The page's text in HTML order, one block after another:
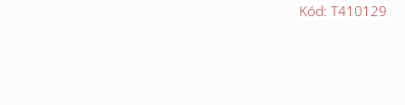
Kód: T410129